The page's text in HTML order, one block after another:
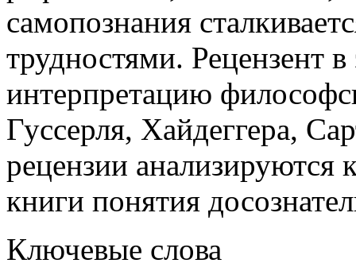
самопознания
трудностями. Рецензент
интерпретацию
Гуссерля, Хайдеггера,
рецензии анализируются
книги понятия
Ключевые слова